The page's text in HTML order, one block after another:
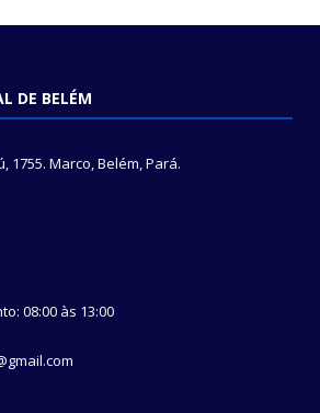
DE BELÉM
1755. Marco, Belém, Pará.
08:00 às 13:00